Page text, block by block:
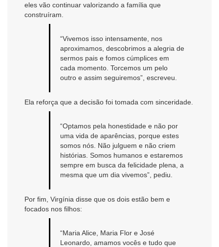
eles vão continuar valorizando a família que
construíram.
“Vivemos isso intensamente, nos
aproximamos, descobrimos a alegria de
sermos pais e fomos cúmplices em
cada momento. Torcemos um pelo
outro e assim seguiremos”, escreveu.
Ela reforça que a decisão foi tomada com sinceridade.
“Optamos pela honestidade e não por
uma vida de aparências, porque estes
somos nós. Não julguem e não criem
histórias. Somos humanos e estaremos
sempre em busca da felicidade plena, a
mesma que um dia vivemos”, pediu.
Por fim, Virgínia disse que os dois estão bem e
focados nos filhos:
“Maria Alice, Maria Flor e José
Leonardo, amamos vocês e tudo que